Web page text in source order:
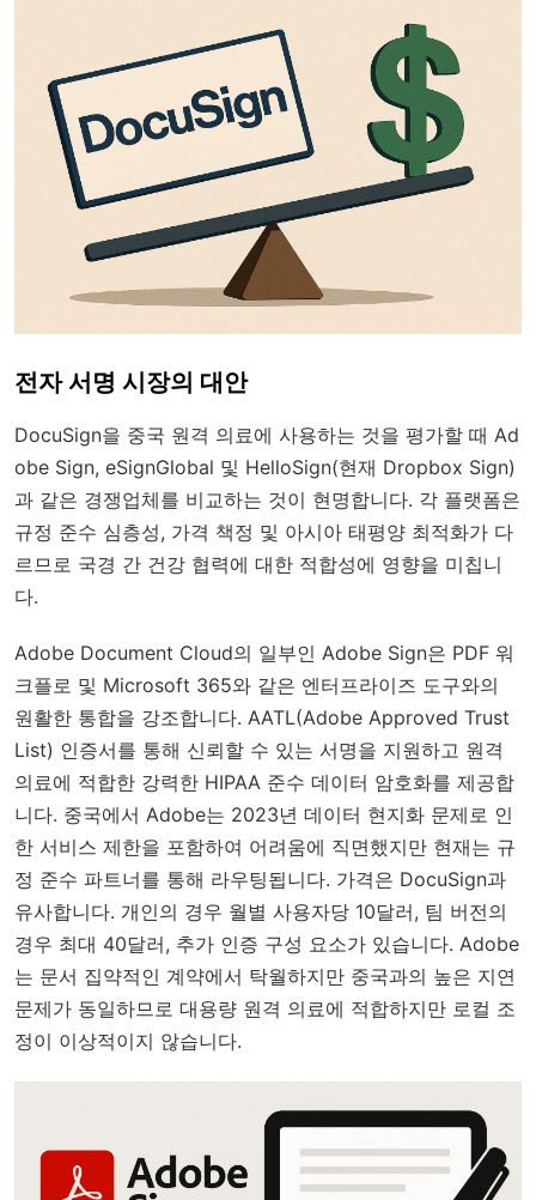
전자 서명 시장의 대안
DocuSign을 중국 원격 의료에 사용하는 것을 평가할 때 Ad
obe Sign, eSignGlobal 및 HelloSign(현재 Dropbox Sign)
과 같은 경쟁업체를 비교하는 것이 현명합니다. 각 플랫폼은
규정 준수 심층성, 가격 책정 및 아시아 태평양 최적화가 다
르므로 국경 간 건강 협력에 대한 적합성에 영향을 미칩니
다.
Adobe Document Cloud의 일부인 Adobe Sign은 PDF 워
크플로 및 Microsoft 365와 같은 엔터프라이즈 도구와의
원활한 통합을 강조합니다. AATL(Adobe Approved Trust
List) 인증서를 통해 신뢰할 수 있는 서명을 지원하고 원격
의료에 적합한 강력한 HIPAA 준수 데이터 암호화를 제공합
니다. 중국에서 Adobe는 2023년 데이터 현지화 문제로 인
한 서비스 제한을 포함하여 어려움에 직면했지만 현재는 규
정 준수 파트너를 통해 라우팅됩니다. 가격은 DocuSign과
유사합니다. 개인의 경우 월별 사용자당 10달러, 팀 버전의
경우 최대 40달러, 추가 인증 구성 요소가 있습니다. Adobe
는 문서 집약적인 계약에서 탁월하지만 중국과의 높은 지연
문제가 동일하므로 대용량 원격 의료에 적합하지만 로컬 조
정이 이상적이지 않습니다.